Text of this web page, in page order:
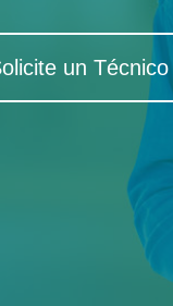
un Técnico